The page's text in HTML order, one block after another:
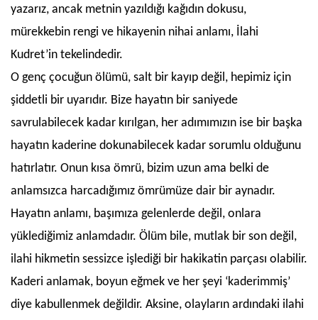
yazarız, ancak metnin yazıldığı kağıdın dokusu,
mürekkebin rengi ve hikayenin nihai anlamı, İlahi
Kudret’in tekelindedir.
O genç çocuğun ölümü, salt bir kayıp değil, hepimiz için
şiddetli bir uyarıdır. Bize hayatın bir saniyede
savrulabilecek kadar kırılgan, her adımımızın ise bir başka
hayatın kaderine dokunabilecek kadar sorumlu olduğunu
hatırlatır. Onun kısa ömrü, bizim uzun ama belki de
anlamsızca harcadığımız ömrümüze dair bir aynadır.
Hayatın anlamı, başımıza gelenlerde değil, onlara
yüklediğimiz anlamdadır. Ölüm bile, mutlak bir son değil,
ilahi hikmetin sessizce işlediği bir hakikatin parçası olabilir.
Kaderi anlamak, boyun eğmek ve her şeyi ‘kaderimmiş’
diye kabullenmek değildir. Aksine, olayların ardındaki ilahi